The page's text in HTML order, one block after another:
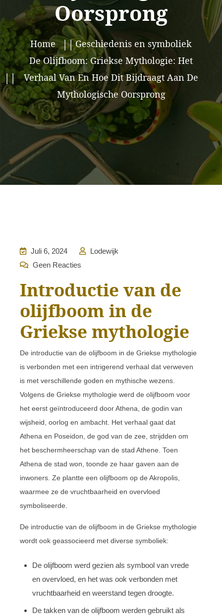
Oorsprong
Home
Geschiedenis en symboliek
De Olijfboom: Griekse Mythologie: Het
Verhaal Van En Hoe Dit Bijdraagt Aan De
Mythologische Oorsprong
Juli 6, 2024
Lodewijk
Geen Reacties
Introductie van de
olijfboom in de
Griekse mythologie
De introductie van de olijfboom in de Griekse mythologie
is verbonden met een intrigerend verhaal dat verweven
is met verschillende goden en mythische wezens.
Volgens de Griekse mythologie werd de olijfboom voor
het eerst geïntroduceerd door Athena, de godin van
wijsheid, oorlog en ambacht. Het verhaal gaat dat
Athena en Poseidon, de god van de zee, strijdden om
het beschermheerschap van de stad Athene. Toen
Athena de stad won, toonde ze haar gaven aan de
inwoners. Ze plantte een olijfboom op de Akropolis,
waarmee ze de vruchtbaarheid en overvloed
symboliseerde.
De introductie van de olijfboom in de Griekse mythologie
wordt ook geassocieerd met diverse symboliek:
De olijfboom werd gezien als symbool van vrede
en overvloed, en het was ook verbonden met
vruchtbaarheid en weerstand tegen droogte.
De takken van de olijfboom werden gebruikt als